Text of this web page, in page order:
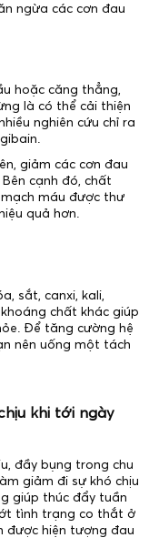
ngừa các cơn đau
hoặc căng thẳng,
là có thể cải thiện
nghiên cứu chỉ ra
giảm các cơn đau
cạnh đó, chất
máu được thư
quả hơn.
sắt, canxi, kali,
chất khác giúp
Để tăng cường hệ
nên uống một tách
khi tới ngày
đầy bụng trong chu
giảm đi sự khó chịu
giúp thúc đẩy tuần
tình trạng co thắt ở
được hiện tượng đau